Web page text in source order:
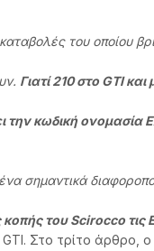
του οποίου
Γιατί 210 στο GTI
την κωδική ονομασία
σημαντικά
του Scirocco τις
Στο τρίτο άρθρο, ο